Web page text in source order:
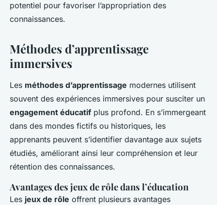
potentiel pour favoriser l’appropriation des
connaissances.
Méthodes d’apprentissage
immersives
Les méthodes d’apprentissage modernes utilisent
souvent des expériences immersives pour susciter un
engagement éducatif plus profond. En s’immergeant
dans des mondes fictifs ou historiques, les
apprenants peuvent s’identifier davantage aux sujets
étudiés, améliorant ainsi leur compréhension et leur
rétention des connaissances.
Avantages des jeux de rôle dans l’éducation
Les jeux de rôle offrent plusieurs avantages